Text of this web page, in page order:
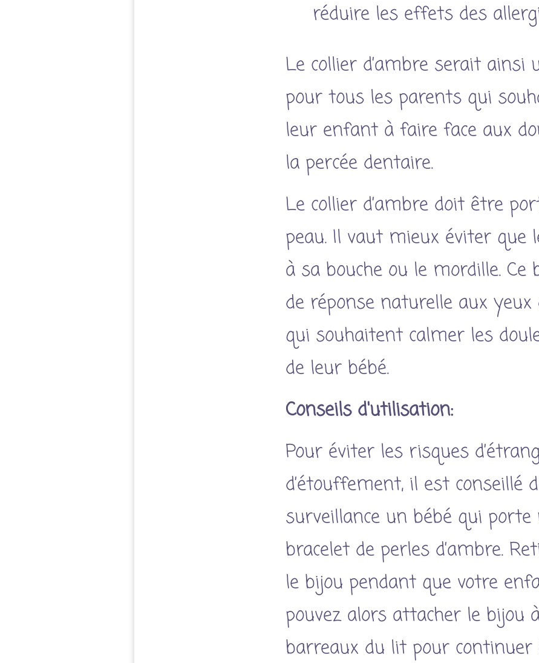
réduire les effets des
Le collier d’ambre serait ainsi
pour tous les parents qui
leur enfant à faire face aux
la percée dentaire.
Le collier d’ambre doit être
peau. Il vaut mieux éviter que
à sa bouche ou le mordille.
de réponse naturelle aux
qui souhaitent calmer les
de leur bébé.
Conseils d'utilisation:
Pour éviter les risques
d’étouffement, il est conseillé
surveillance un bébé qui
bracelet de perles d’ambre.
le bijou pendant que votre
pouvez alors attacher le bijou
barreaux du lit pour